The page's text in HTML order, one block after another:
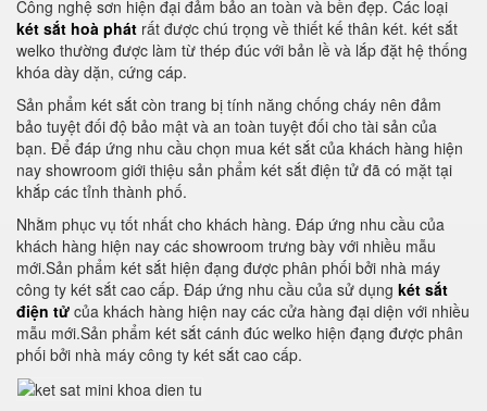
Công nghệ sơn hiện đại đảm bảo an toàn và bền đẹp. Các loại
két sắt hoà phát rất được chú trọng về thiết kế thân két. két sắt
welko thường được làm từ thép đúc với bản lề và lắp đặt hệ thống
khóa dày dặn, cứng cáp.
Sản phẩm két sắt còn trang bị tính năng chống cháy nên đảm
bảo tuyệt đối độ bảo mật và an toàn tuyệt đối cho tài sản của
bạn. Để đáp ứng nhu cầu chọn mua két sắt của khách hàng hiện
nay showroom giới thiệu sản phẩm két sắt điện tử đã có mặt tại
khắp các tỉnh thành phố.
Nhằm phục vụ tốt nhất cho khách hàng. Đáp ứng nhu cầu của
khách hàng hiện nay các showroom trưng bày với nhiều mẫu
mới.Sản phẩm két sắt hiện đạng được phân phối bởi nhà máy
công ty két sắt cao cấp. Đáp ứng nhu cầu của sử dụng két sắt
điện tử của khách hàng hiện nay các cửa hàng đại diện với nhiều
mẫu mới.Sản phẩm két sắt cánh đúc welko hiện đạng được phân
phối bởi nhà máy công ty két sắt cao cấp.